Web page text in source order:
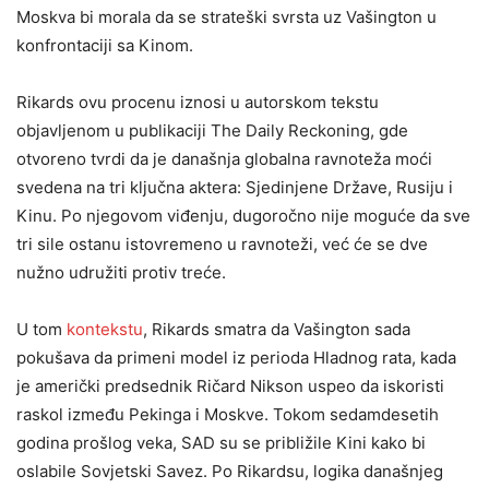
Moskva bi morala da se strateški svrsta uz Vašington u
konfrontaciji sa Kinom.
Rikards ovu procenu iznosi u autorskom tekstu
objavljenom u publikaciji The Daily Reckoning, gde
otvoreno tvrdi da je današnja globalna ravnoteža moći
svedena na tri ključna aktera: Sjedinjene Države, Rusiju i
Kinu. Po njegovom viđenju, dugoročno nije moguće da sve
tri sile ostanu istovremeno u ravnoteži, već će se dve
nužno udružiti protiv treće.
U tom kontekstu, Rikards smatra da Vašington sada
pokušava da primeni model iz perioda Hladnog rata, kada
je američki predsednik Ričard Nikson uspeo da iskoristi
raskol između Pekinga i Moskve. Tokom sedamdesetih
godina prošlog veka, SAD su se približile Kini kako bi
oslabile Sovjetski Savez. Po Rikardsu, logika današnjeg